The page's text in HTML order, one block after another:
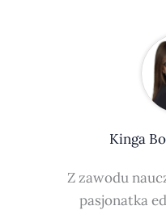
Kinga
Z zawodu
pasjonatka